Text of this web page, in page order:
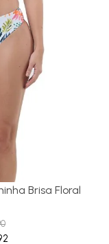
Brisa Floral